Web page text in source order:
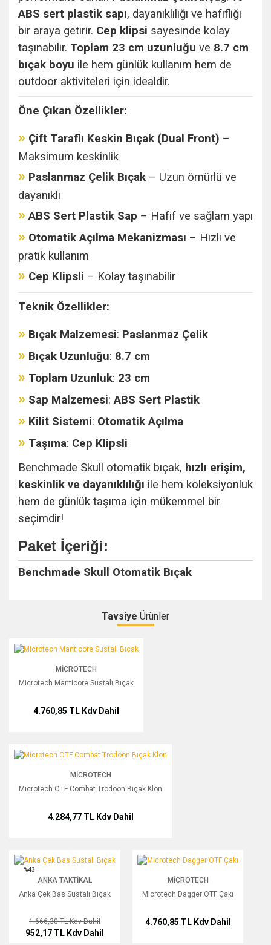
ABS sert plastik sapı, dayanıklılığı ve hafifliği
bir araya getirir. Cep klipsi sayesinde kolay
taşınabilir. Toplam 23 cm uzunluğu ve 8.7 cm
bıçak boyu ile hem günlük kullanım hem de
outdoor aktiviteleri için idealdir.
Öne Çıkan Özellikler:
» Çift Taraflı Keskin Bıçak (Dual Front) –
Maksimum keskinlik
» Paslanmaz Çelik Bıçak – Uzun ömürlü ve
dayanıklı
» ABS Sert Plastik Sap – Hafif ve sağlam yapı
» Otomatik Açılma Mekanizması – Hızlı ve
pratik kullanım
» Cep Klipsli – Kolay taşınabilir
Teknik Özellikler:
» Bıçak Malzemesi: Paslanmaz Çelik
» Bıçak Uzunluğu: 8.7 cm
» Toplam Uzunluk: 23 cm
» Sap Malzemesi:ABS Sert Plastik
» Kilit Sistemi: Otomatik Açılma
» Taşıma: Cep Klipsli
Benchmade Skull otomatik bıçak, hızlı erişim,
keskinlik ve dayanıklılığı ile hem koleksiyonluk
hem de günlük taşıma için mükemmel bir
seçimdir!
Paket İçeriği:
Benchmade Skull Otomatik Bıçak
Çok beğendim
Ürün çok güzel çift tarafıda keskin ama çok keskin değil ama iş
Ürüne bayıldım
Bence çok güzel keskin geliyor almak isteyenlere tavsiye
ederim ama sade siyahını alsınlar kuru kafa tamda beğenmedim
Halil Dağ | 21/06/2025 | Mavi
3 renkten’de aldım. Çift tarafıda kesiyor koleksiyonuma koydum
evladım gibi seviyorum :)) Kılıfsız geldi yalnız :(
Yorum Yaz
Tavsiye Ürünler
Microtech Manticore Sustalı Bıçak
MICROTECH
Microtech Manticore Sustalı Bıçak
4.760,85 TL Kdv Dahil
Microtech OTF Combat Trodoon Bıçak Klon
MICROTECH
Microtech OTF Combat Trodoon Bıçak Klon
4.284,77 TL Kdv Dahil
Anka Çek Bas Sustalı Bıçak
%43
ANKA TAKTIKAL
Anka Çek Bas Sustalı Bıçak
1.666,30 TLKdv Dahil
952,17 TL Kdv Dahil
Microtech Dagger OTF Çakı
MICROTECH
Microtech Dagger OTF Çakı
4.760,85 TL Kdv Dahil